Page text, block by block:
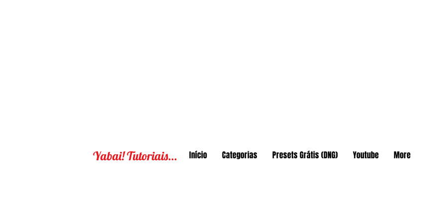
Yabai! Tutoriais... Início Categorias Presets Grátis (DNG) Youtube More